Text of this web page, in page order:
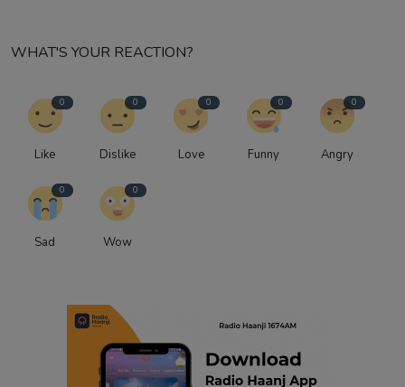
WHAT'S YOUR REACTION?
0
Like
0
Dislike
0
Love
0
Funny
0
Angry
0
Sad
0
Wow